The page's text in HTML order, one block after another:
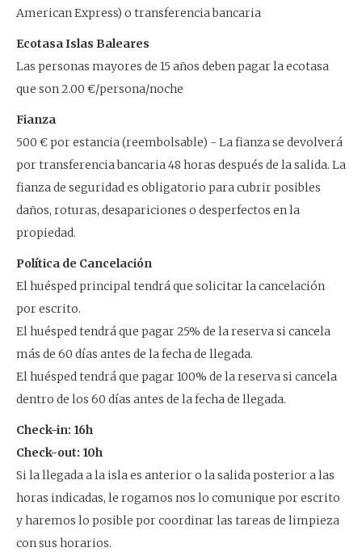
American Express) o transferencia bancaria
Ecotasa Islas Baleares
Las personas mayores de 15 años deben pagar la ecotasa
que son 2.00 €/persona/noche
Fianza
500 € por estancia (reembolsable) - La fianza se devolverá
por transferencia bancaria 48 horas después de la salida. La
fianza de seguridad es obligatorio para cubrir posibles
daños, roturas, desapariciones o desperfectos en la
propiedad.
Política de Cancelación
El huésped principal tendrá que solicitar la cancelación
por escrito.
El huésped tendrá que pagar 25% de la reserva si cancela
más de 60 días antes de la fecha de llegada.
El huésped tendrá que pagar 100% de la reserva si cancela
dentro de los 60 días antes de la fecha de llegada.
Check-in: 16h
Check-out: 10h
Si la llegada a la isla es anterior o la salida posterior a las
horas indicadas, le rogamos nos lo comunique por escrito
y haremos lo posible por coordinar las tareas de limpieza
con sus horarios.